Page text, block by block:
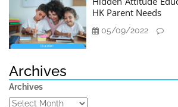
HK Parent Needs
05/09/2022
Archives
Archives